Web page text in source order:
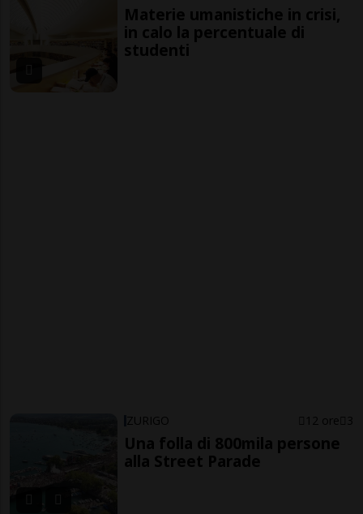
Materie umanistiche in crisi,
in calo la percentuale di
studenti
ZURIGO 12 ore 3
Una folla di 800mila persone
alla Street Parade